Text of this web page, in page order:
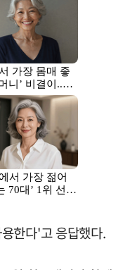
한다'고 응답했다.